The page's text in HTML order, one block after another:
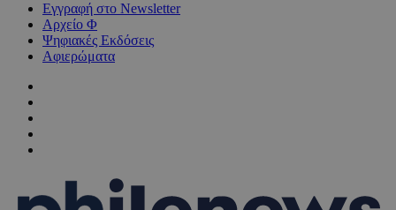
Εγγραφή στο Newsletter
Αρχείο Φ
Ψηφιακές Εκδόσεις
Αφιερώματα